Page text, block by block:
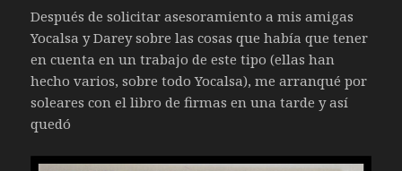
Después de solicitar asesoramiento a mis amigas
Yocalsa y Darey sobre las cosas que había que tener
en cuenta en un trabajo de este tipo (ellas han
hecho varios, sobre todo Yocalsa), me arranqué por
soleares con el libro de firmas en una tarde y así
quedó